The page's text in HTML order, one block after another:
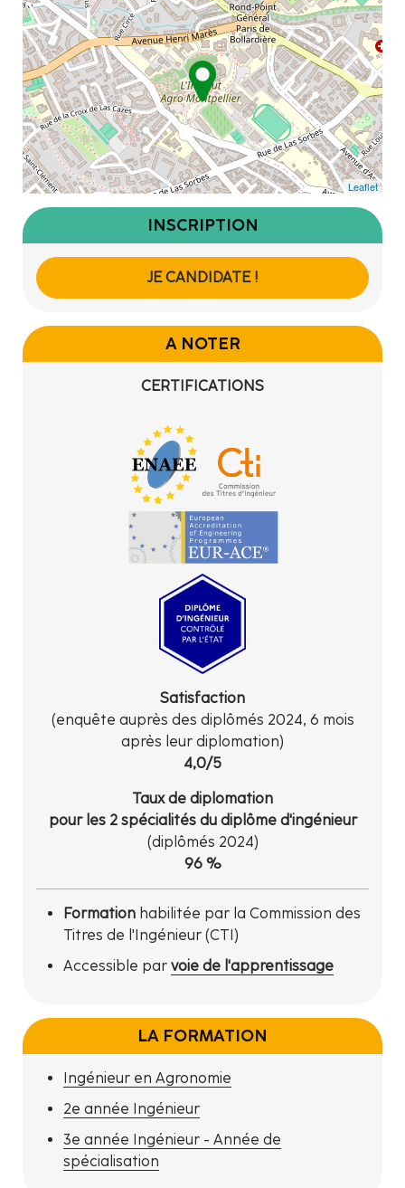
Leaflet
INSCRIPTION
JE CANDIDATE !
A NOTER
CERTIFICATIONS
Satisfaction
(enquête auprès des diplômés 2024, 6 mois
après leur diplomation)
4,0/5
Taux de diplomation
pour les 2 spécialités du diplôme d'ingénieur
(diplômés 2024)
96 %
Formation habilitée par la Commission des
Titres de l'Ingénieur (CTI)
Accessible par voie de l'apprentissage
LA FORMATION
Ingénieur en Agronomie
2e année Ingénieur
3e année Ingénieur - Année de
spécialisation